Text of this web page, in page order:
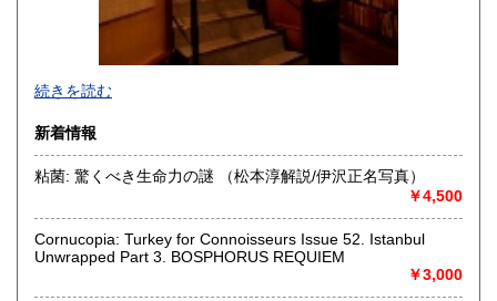
1,000円
創業明治40年。
吹き抜け2階建ての店内を新旧様々魅力的な書籍が彩ります。
美術書から学術著、貴重書まで時代、ジャンルを問わず
ユニークで楽しい本との出会いをお届けいたします。
店の前には6台分の駐車スペースがございます。
沿線名：北大阪急行(地下鉄 御堂筋線)
最寄駅：「緑地公園」駅下車、南出口千里山方面から南へ
営業時間：11:00〜19:00
続きを読む
新着情報
粘菌: 驚くべき生命力の謎 （松本淳解説/伊沢正名写真）
￥4,500
Cornucopia: Turkey for Connoisseurs Issue 52. Istanbul
Unwrapped Part 3. BOSPHORUS REQUIEM
￥3,000